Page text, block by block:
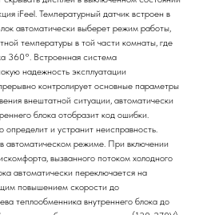
iFeel. Температурный датчик встроен в
автоматически выберет режим работы,
температуры в той части комнаты, где
360°. Встроенная система
надежность эксплуатации
контролирует основные параметры
внештатной ситуации, автоматически
блока отобразит код ошибки.
определит и устранит неисправность.
автоматическом режиме. При включении
вызванного потоком холодного
автоматически переключается на
повышением скорости до
теплообменника внутреннего блока до